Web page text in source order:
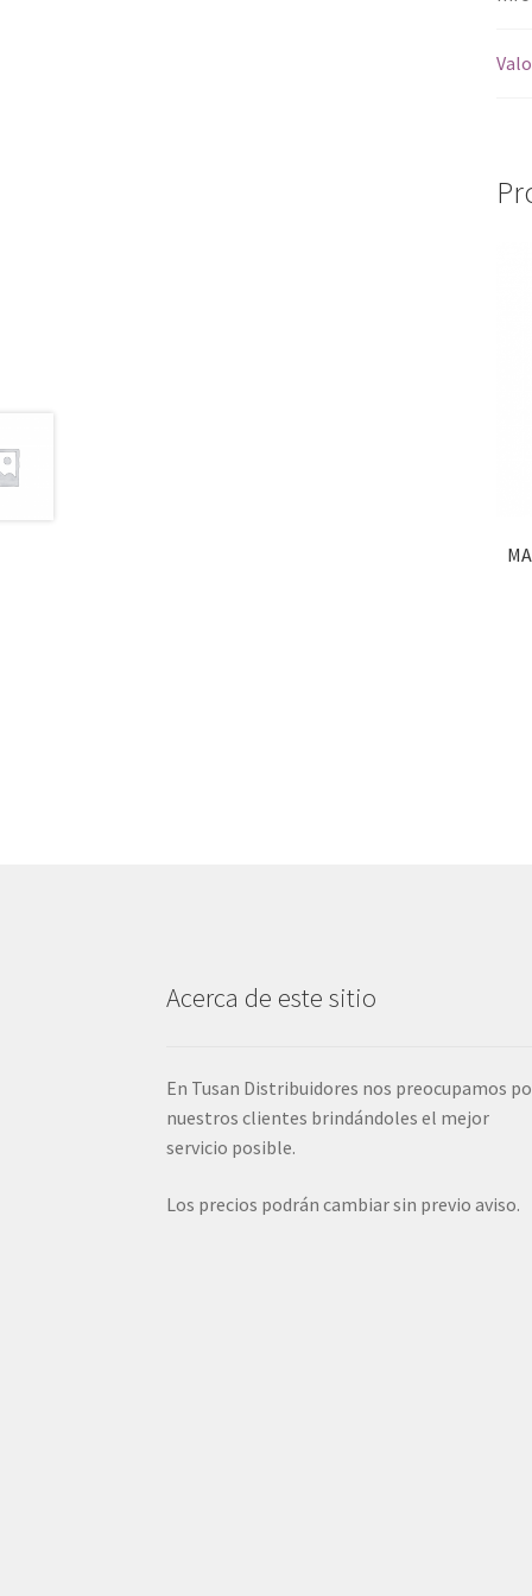
Acerca de este sitio
En Tusan Distribuidores nos preocupamos
nuestros clientes brindándoles el mejor
servicio posible.
Los precios podrán cambiar sin previo aviso.